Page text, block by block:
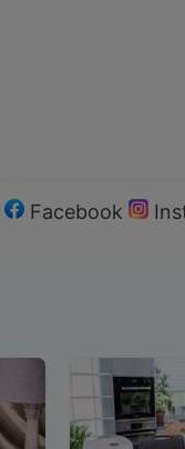
Facebook